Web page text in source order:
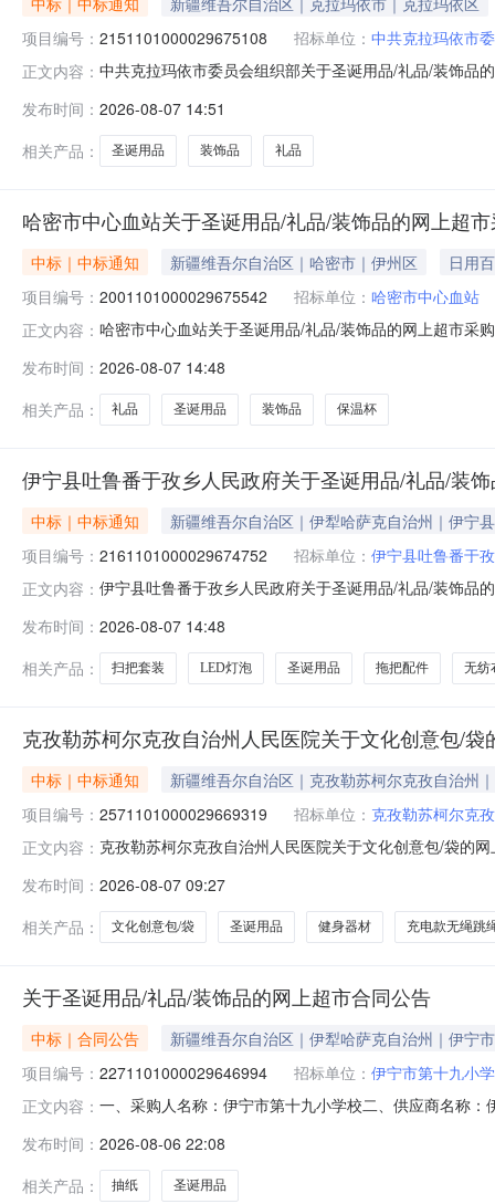
项目编号： 2151101000029675108 招标单位： 中共克拉玛依市
正文内容： 中共克拉玛依市委员会组织部关于圣诞用品/礼品/装饰品
（元）:项目所在行政区划编码:650299项目所在行政区
发布时间： 2026-08-07 14:51
相关产品：
圣诞用品 装饰品 礼品
哈密市中心血站关于圣诞用品/礼品/装饰品的网上超
中标｜中标通知 新疆维吾尔自治区｜哈密市｜伊州区
日用
项目编号： 2001101000029675542 招标单位： 哈密市中心血站
正文内容： 哈密市中心血站关于圣诞用品/礼品/装饰品的网上超市采
编码:650599项目所在行政区划名称:哈密市本级报价起
发布时间： 2026-08-07 14:48
相关产品：
礼品 圣诞用品 装饰品 保温杯
伊宁县吐鲁番于孜乡人民政府关于圣诞用品/礼品/装
中标｜中标通知
新疆维吾尔自治区｜伊犁哈萨克自治州｜伊宁县
项目编号： 2161101000029674752 招标单位： 伊宁县吐鲁番于
正文内容： 伊宁县吐鲁番于孜乡人民政府关于圣诞用品/礼品/装饰品
额（元）:项目所在行政区划编码:654021项目所在行政
发布时间： 2026-08-07 14:48
相关产品：
扫把套装 LED灯泡 圣诞用品 拖把配件 无纺
克孜勒苏柯尔克孜自治州人民医院关于文化创意包/
中标｜中标通知
新疆维吾尔自治区｜克孜勒苏柯尔克孜自治州
项目编号： 2571101000029669319 招标单位： 克孜勒苏柯尔克
正文内容： 克孜勒苏柯尔克孜自治州人民医院关于文化创意包/袋的
划文号:采购计划金额（元）:项目所在行政区划编码
发布时间： 2026-08-07 09:27
相关产品：
文化创意包/袋 圣诞用品 健身器材 充电款无绳跳
关于圣诞用品/礼品/装饰品的网上超市合同公告
中标｜合同公告
新疆维吾尔自治区｜伊犁哈萨克自治州｜伊宁市
项目编号： 2271101000029646994 招标单位： 伊宁市第十九小
正文内容： 一、采购人名称：伊宁市第十九小学校二、供应商名称
无型号套9.00605402无型号圣诞用品/礼品/装饰品礼品/
发布时间： 2026-08-06 22:08
相关产品：
抽纸 圣诞用品